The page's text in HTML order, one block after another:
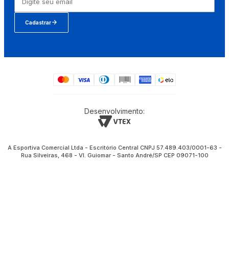
Cadastrar
Desenvolvimento:
A Esportiva Comercial Ltda - Escritório Central CNPJ 57.489.403/0001-63 -
Rua Silveiras, 468 - Vl. Guiomar - Santo André/SP CEP 09071-100